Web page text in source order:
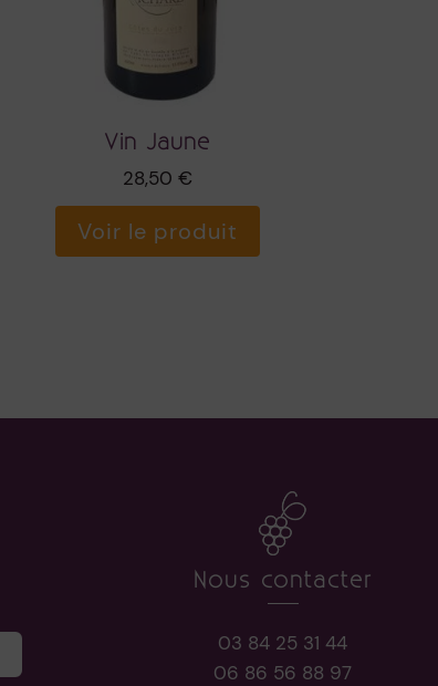
Vin Jaune
28,50 €
Voir le produit
Nous contacter
03 84 25 31 44
06 86 56 88 97